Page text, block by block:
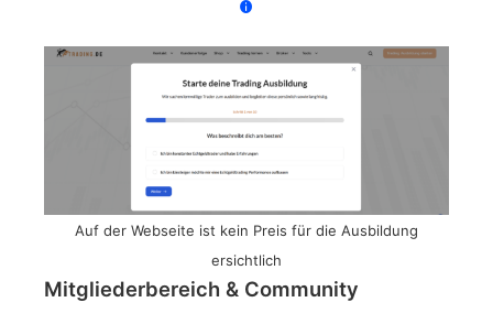
Auf der Webseite ist kein Preis für die Ausbildung
ersichtlich
Mitgliederbereich & Community